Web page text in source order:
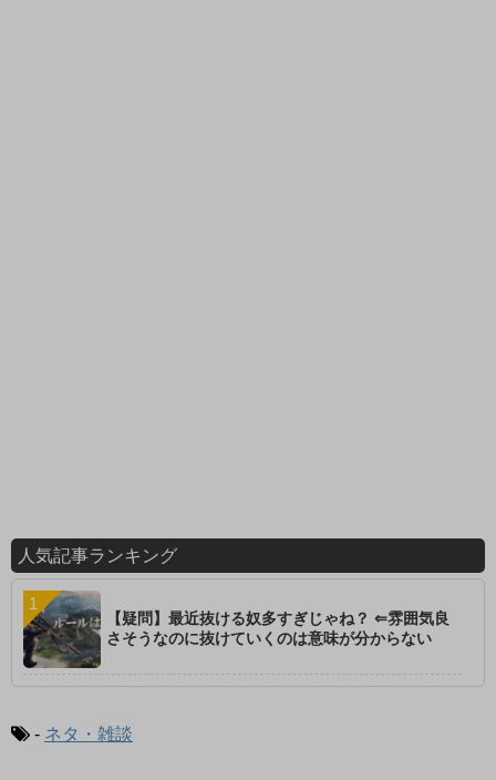
人気記事ランキング
【疑問】最近抜ける奴多すぎじゃね？ ⇐雰囲気良
さそうなのに抜けていくのは意味が分からない
- ネタ・雑談